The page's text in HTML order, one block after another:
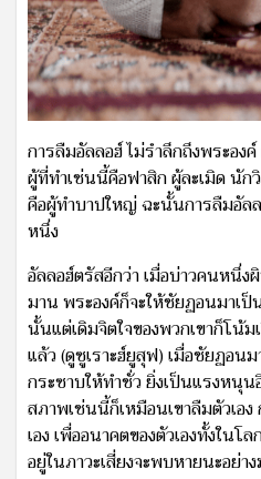
การลืมอัลลอฮ์ ไม่รำลึกถึงพระอง
ผู้ที่ทำเช่นนี้คือฟาสิก ผู้ละเมิด นัก
คือผู้ทำบาปใหญ่ ฉะนั้นการลืมอัล
หนึ่ง
อัลลอฮ์ตรัสอีกว่า เมื่อบ่าวคนหนึ่ง
มาน พระองค์ก็จะให้ชัยฏอนมาเ
นั้นแต่เดิมจิตใจของพวกเขาก็โน้ม
แล้ว (ดูซูเราะฮ์ยูสุฟ) เมื่อชัยฏอน
กระซาบให้ทำชั่ว ยิ่งเป็นแรงหนุน
สภาพเช่นนี้ก็เหมือนเขาลืมตัวเอ
เอง เพื่ออนาคตของตัวเองทั้งในโ
อยู่ในภาวะเสี่ยงจะพบหายนะอย่า